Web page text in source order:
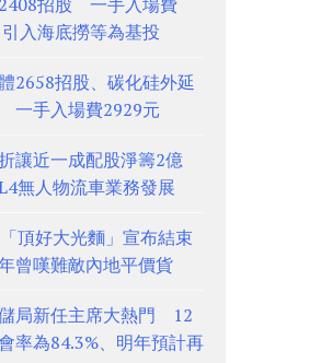
入海底撈等為基投
2658招股、碳化硅外延
一手入場費2929元
讓近一成配股淨籌2億
無人物流車業務發展
頂好大光麵」宣布結束
曾嘆難敵內地平價貨
局新任主席大熱門 12
率為84.3%、明年預計再